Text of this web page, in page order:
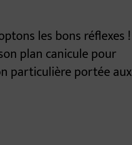
les bons réflexes !
plan canicule pour
particulière portée aux